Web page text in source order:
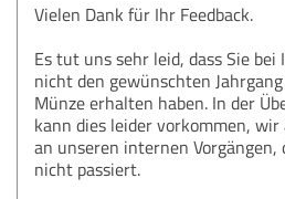
Vielen Dank für Ihr Feedback.
Es tut uns sehr leid, dass Sie
nicht den gewünschten
Münze erhalten haben. In der
kann dies leider vorkommen,
an unseren internen
nicht passiert.